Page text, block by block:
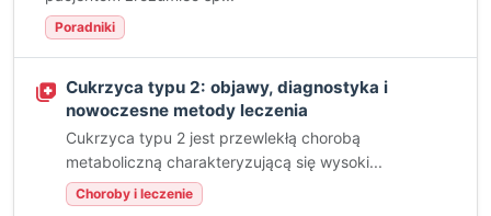
Poradniki
Cukrzyca typu 2: objawy, diagnostyka i
nowoczesne metody leczenia
Cukrzyca typu 2 jest przewlekłą chorobą
metaboliczną charakteryzującą się wysoki...
Choroby i leczenie